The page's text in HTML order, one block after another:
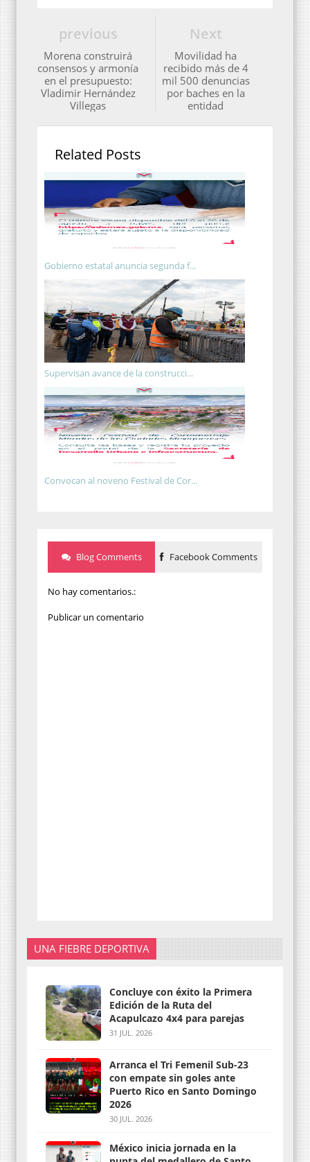
Next
Movilidad ha
recibido más de 4
mil 500 denuncias
por baches en la
entidad
previous
Morena construirá
consensos y armonía
en el presupuesto:
Vladimir Hernández
Villegas
Related Posts
Gobierno estatal anuncia segunda f...
Supervisan avance de la construcci...
Convocan al noveno Festival de Cor...
Blog Comments Facebook Comments
No hay comentarios.:
Publicar un comentario
UNA FIEBRE DEPORTIVA
Concluye con éxito la Primera
Edición de la Ruta del
Acapulcazo 4x4 para parejas
31 JUL. 2026
Arranca el Tri Femenil Sub-23
con empate sin goles ante
Puerto Rico en Santo Domingo
2026
30 JUL. 2026
México inicia jornada en la